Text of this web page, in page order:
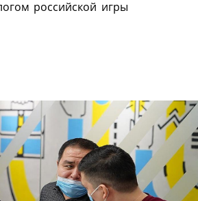
российской игры